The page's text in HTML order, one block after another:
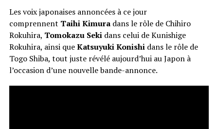
Les voix japonaises annoncées à ce jour
comprennent Taihi Kimuradans le rôle de Chihiro
Rokuhira, Tomokazu Sekidans celui de Kunishige
Rokuhira, ainsi queKatsuyuki Konishidans le rôle de
Togo Shiba, tout juste révélé aujourd’hui au Japon à
l’occasion d’une nouvelle bande-annonce.